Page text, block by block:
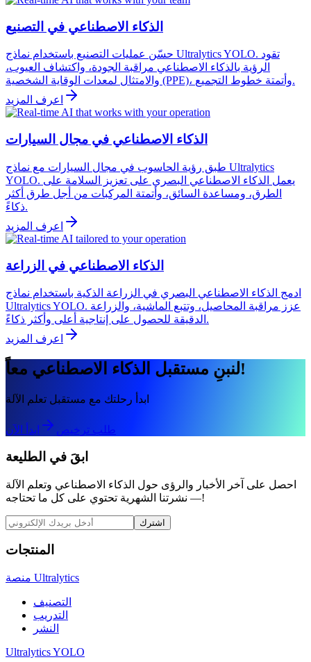
الذكاء الاصطناعي في التصنيع
حسّن عمليات التصنيع باستخدام نماذج Ultralytics YOLO. تقود
الرؤية بالذكاء الاصطناعي مراقبة الجودة، واكتشاف العيوب،
والامتثال لمعدات الوقاية الشخصية (PPE)، وأتمتة خطوط التجميع.
اعرف المزيد
الذكاء الاصطناعي في مجال السيارات
طبق رؤية الحاسوب في مجال السيارات مع نماذج Ultralytics
YOLO. يعمل الذكاء الاصطناعي البصري على تعزيز السلامة على
الطرق، ومساعدة السائق، وأتمتة المركبات من أجل طرق أكثر
ذكاءً.
اعرف المزيد
الذكاء الاصطناعي في الزراعة
ادمج الذكاء الاصطناعي البصري في الزراعة الذكية باستخدام نماذج
Ultralytics YOLO. عزز مراقبة المحاصيل، وتتبع الماشية، والزراعة
الدقيقة للحصول على إنتاجية أعلى وأكثر ذكاءً.
اعرف المزيد
لنبنِ مستقبل الذكاء الاصطناعي معاً!
ابدأ رحلتك مع مستقبل تعلم الآلة
طلب ترخيص ابدأ الآن
ابقَ في الطليعة
احصل على آخر الأخبار والرؤى حول الذكاء الاصطناعي وتعلم الآلة
— نشرتنا الشهرية تحتوي على كل ما تحتاجه!
اشترك
المنتجات
منصة Ultralytics
التصنيف
التدريب
النشر
Ultralytics YOLO